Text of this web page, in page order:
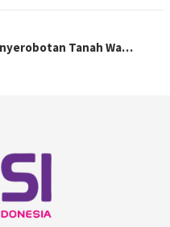
Tanah Wa…